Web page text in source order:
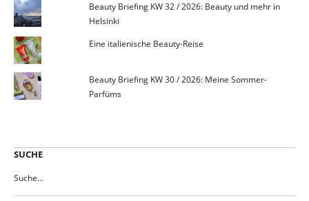
Beauty Briefing KW 32 / 2026: Beauty und mehr in
Helsinki
Eine italienische Beauty-Reise
Beauty Briefing KW 30 / 2026: Meine Sommer-
Parfüms
SUCHE